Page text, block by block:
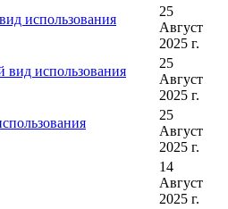
использования
25
Август
2025 г.
вид использования
25
Август
2025 г.
25
Август
2025 г.
14
Август
2025 г.